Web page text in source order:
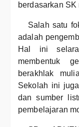
berdasarkan
Salah satu
adalah
Hal ini
membentuk
berakhlak
Sekolah ini
dan sumber
pembelajaran